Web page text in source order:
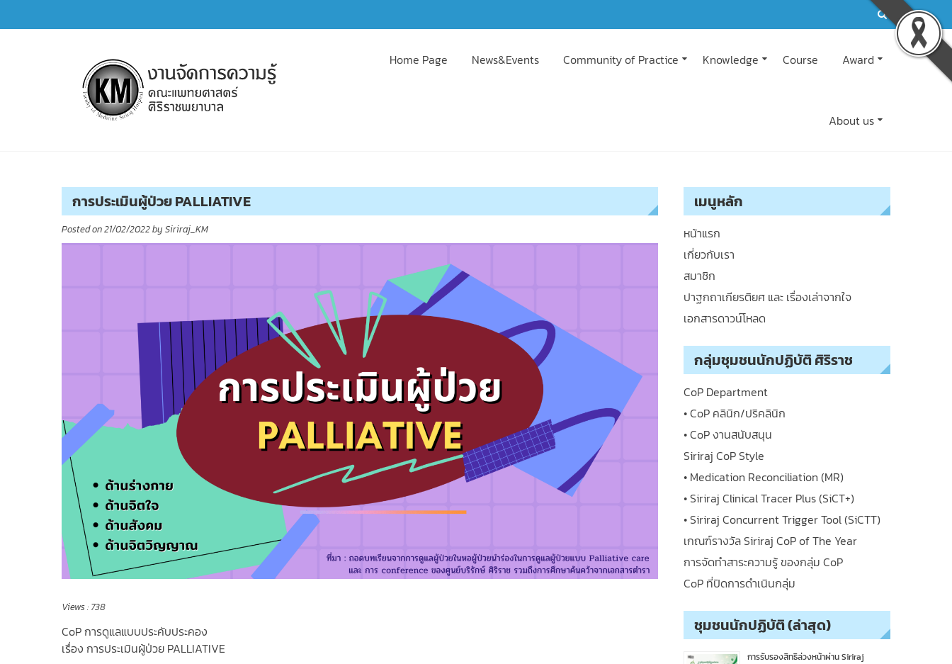
to
Home Page News&Events Community of Practice Knowledge Course Award
About us
การประเมินผู้ป่วย PALLIATIVE
Posted on21/02/2022by Siriraj_KM
Views : 738
CoP การดูแลแบบประคับประคอง
เรื่อง การประเมินผู้ป่วย PALLIATIVE
เมนูหลัก
หน้าแรก
เกี่ยวกับเรา
สมาชิก
ปาฐกถาเกียรติยศ และ เรื่องเล่าจากใจ
เอกสารดาวน์โหลด
กลุ่มชุมชนนักปฏิบัติ ศิริราช
CoP Department
• CoP คลินิก/ปริคลินิก
• CoP งานสนับสนุน
Siriraj CoP Style
• Medication Reconciliation (MR)
• Siriraj Clinical Tracer Plus (SiCT+)
• Siriraj Concurrent Trigger Tool (SiCTT)
เกณฑ์รางวัล Siriraj CoP of The Year
การจัดทำสาระความรู้ ของกลุ่ม CoP
CoP ที่ปิดการดำเนินกลุ่ม
ชุมชนนักปฏิบัติ (ล่าสุด)
การรับรองสิทธิล่วงหน้าผ่าน Siriraj